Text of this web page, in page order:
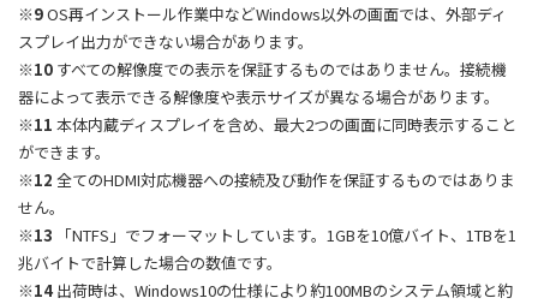
※9OS再インストール作業中などWindows以外の画面では、外部ディ
スプレイ出力ができない場合があります。
※10 すべての解像度での表示を保証するものではありません。接続機
器によって表示できる解像度や表示サイズが異なる場合があります。
※11 本体内蔵ディスプレイを含め、最大2つの画面に同時表示すること
ができます。
※12 全てのHDMI対応機器への接続及び動作を保証するものではありま
せん。
※13
「NTFS」でフォーマットしています。1GBを10億バイト、1TBを1
兆バイトで計算した場合の数値です。
※14出荷時は、Windows10の仕様により約100MBのシステム領域と約